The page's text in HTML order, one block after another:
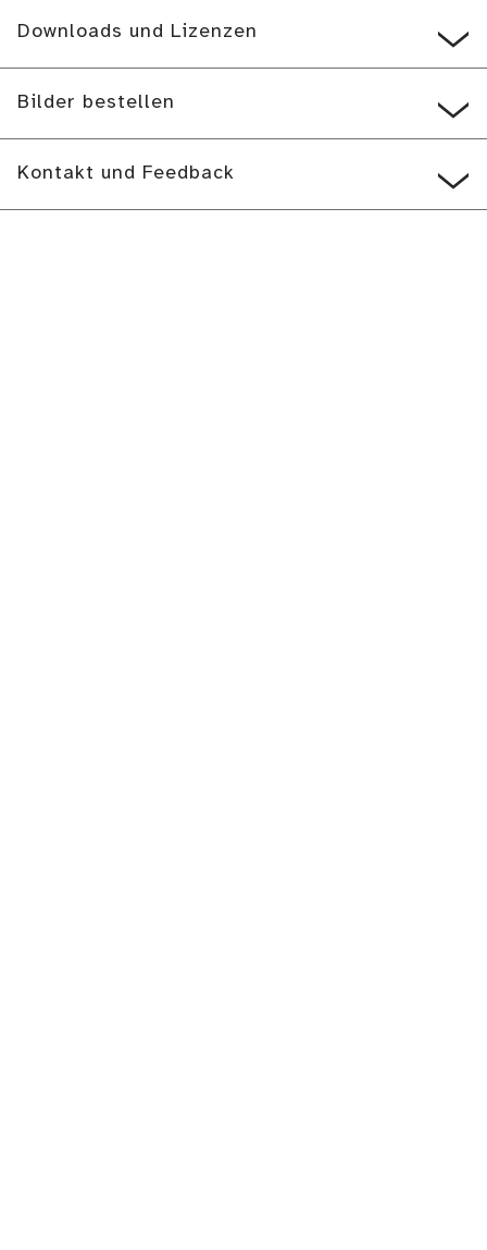
Downloads und Lizenzen
Bilder bestellen
Kontakt und Feedback